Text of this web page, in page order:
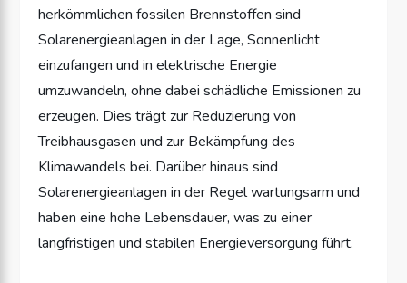
herkömmlichen fossilen Brennstoffen sind
Solarenergieanlagen in der Lage, Sonnenlicht
einzufangen und in elektrische Energie
umzuwandeln, ohne dabei schädliche Emissionen zu
erzeugen. Dies trägt zur Reduzierung von
Treibhausgasen und zur Bekämpfung des
Klimawandels bei. Darüber hinaus sind
Solarenergieanlagen in der Regel wartungsarm und
haben eine hohe Lebensdauer, was zu einer
langfristigen und stabilen Energieversorgung führt.